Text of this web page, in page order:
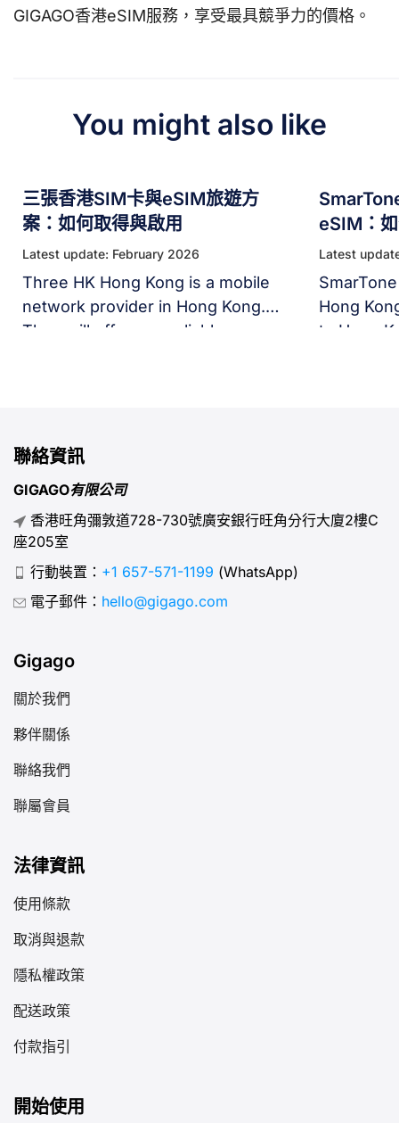
GIGAGO香港eSIM服務，享受最具競爭力的價格。
You might also like
三張香港SIM卡與eSIM旅遊方
案：如何取得與啟用
Latest update: February 2026
Three HK Hong Kong is a mobile
network provider in Hong Kong.
They will offer you reliable
eSIM：
Latest
Hong
to Hong
聯絡資訊
GIGAGO有限公司
香港旺角彌敦道728-730號廣安銀行旺角分行大廈2樓C
座205室
行動裝置： +1 657-571-1199 (WhatsApp)
電子郵件： hello@gigago.com
Gigago
關於我們
夥伴關係
聯絡我們
聯屬會員
法律資訊
使用條款
取消與退款
隱私權政策
配送政策
付款指引
開始使用